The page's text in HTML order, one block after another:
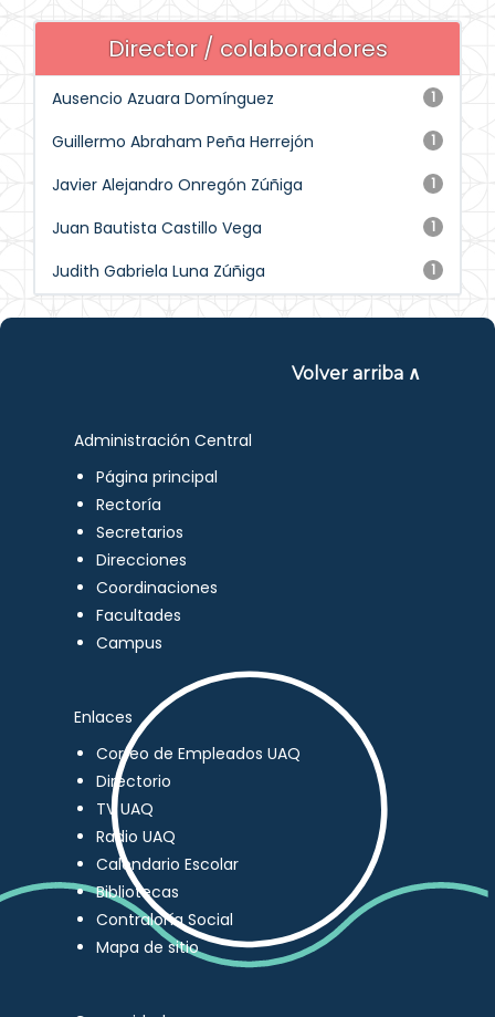
Director / colaboradores
1
Ausencio Azuara Domínguez
1
Guillermo Abraham Peña Herrejón
1
Javier Alejandro Onregón Zúñiga
1
Juan Bautista Castillo Vega
1
Judith Gabriela Luna Zúñiga
Volver arriba ∧
Administración Central
Página principal
Rectoría
Secretarios
Direcciones
Coordinaciones
Facultades
Campus
Enlaces
Correo de Empleados UAQ
Directorio
TV UAQ
Radio UAQ
Calendario Escolar
Bibliotecas
Contraloría Social
Mapa de sitio